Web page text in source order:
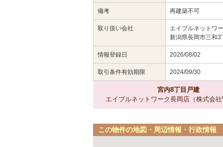
備考 再建築不可
取り扱い会社
エイブルネットワ
新潟県長岡市三和3
情報登録日 2026/08/02
取引条件有効期限 2024/09/30
宮内8丁目戸建
エイブルネットワーク長岡店（株式会
この物件の地図・周辺情報・行政情報